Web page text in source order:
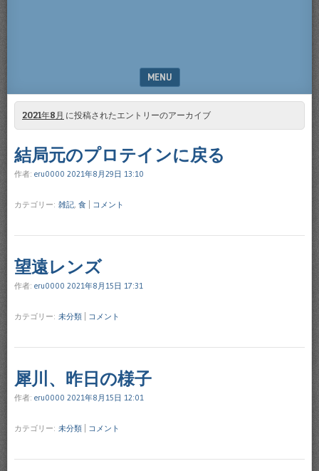
MENU
SKIP TO CONTENT
2021年8月 に投稿されたエントリーのアーカイブ
結局元のプロテインに戻る
作者: eru0000 2021年8月29日 13:10
カテゴリー: 雑記, 食 コメント
望遠レンズ
作者: eru0000 2021年8月15日 17:31
カテゴリー: 未分類 コメント
犀川、昨日の様子
作者: eru0000 2021年8月15日 12:01
カテゴリー: 未分類 コメント